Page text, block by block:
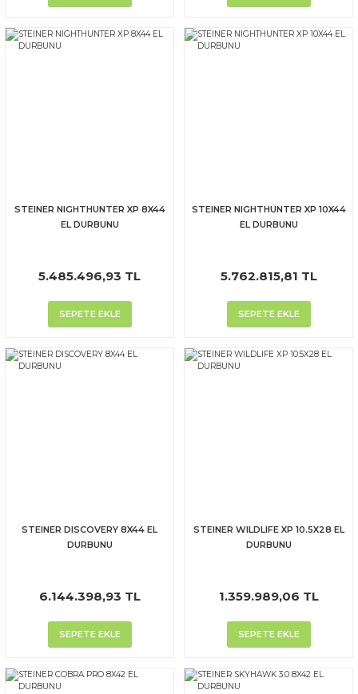
STEINER NIGHTHUNTER XP 8X44
EL DURBUNU
5.485.496,93 TL
SEPETE EKLE
STEINER NIGHTHUNTER XP 10X44
EL DURBUNU
5.762.815,81 TL
SEPETE EKLE
STEINER DISCOVERY 8X44 EL
DURBUNU
6.144.398,93 TL
SEPETE EKLE
STEINER WILDLIFE XP 10.5X28 EL
DURBUNU
1.359.989,06 TL
SEPETE EKLE